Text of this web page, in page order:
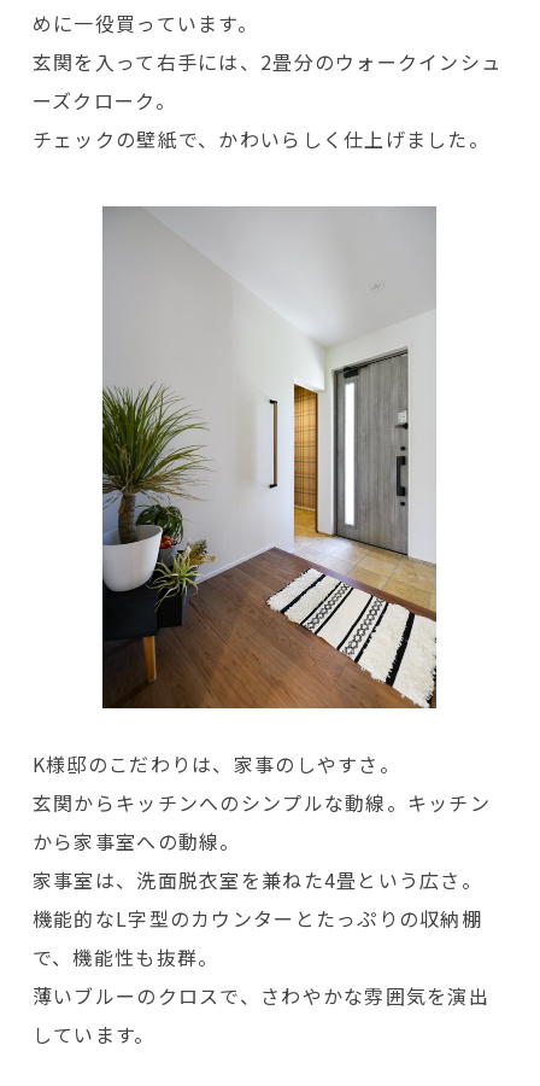
めに一役買っています。
玄関を入って右手には、2畳分のウォークインシュ
ーズクローク。
チェックの壁紙で、かわいらしく仕上げました。
K様邸のこだわりは、家事のしやすさ。
玄関からキッチンへのシンプルな動線。キッチン
から家事室への動線。
家事室は、洗面脱衣室を兼ねた4畳という広さ。
機能的なL字型のカウンターとたっぷりの収納棚
で、機能性も抜群。
薄いブルーのクロスで、さわやかな雰囲気を演出
しています。